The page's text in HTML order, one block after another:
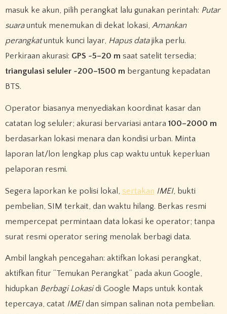
masuk ke akun, pilih perangkat lalu gunakan perintah: Putar
suarauntuk menemukan di dekat lokasi, Amankan
perangkatuntuk kunci layar, Hapus datajika perlu.
Perkiraan akurasi: GPS ~5–20 m saat satelit tersedia;
triangulasi seluler ~200–1500 m bergantung kepadatan
BTS.
Operator biasanya menyediakan koordinat kasar dan
catatan log seluler; akurasi bervariasi antara 100–2000 m
berdasarkan lokasi menara dan kondisi urban. Minta
laporan lat/lon lengkap plus cap waktu untuk keperluan
pelaporan resmi.
Segera laporkan ke polisi lokal, sertakan IMEI, bukti
pembelian, SIM terkait, dan waktu hilang. Berkas resmi
mempercepat permintaan data lokasi ke operator; tanpa
surat resmi operator sering menolak berbagi data.
Ambil langkah pencegahan: aktifkan lokasi perangkat,
aktifkan fitur “Temukan Perangkat” pada akun Google,
hidupkan Berbagi Lokasidi Google Maps untuk kontak
tepercaya, catat IMEIdan simpan salinan nota pembelian.